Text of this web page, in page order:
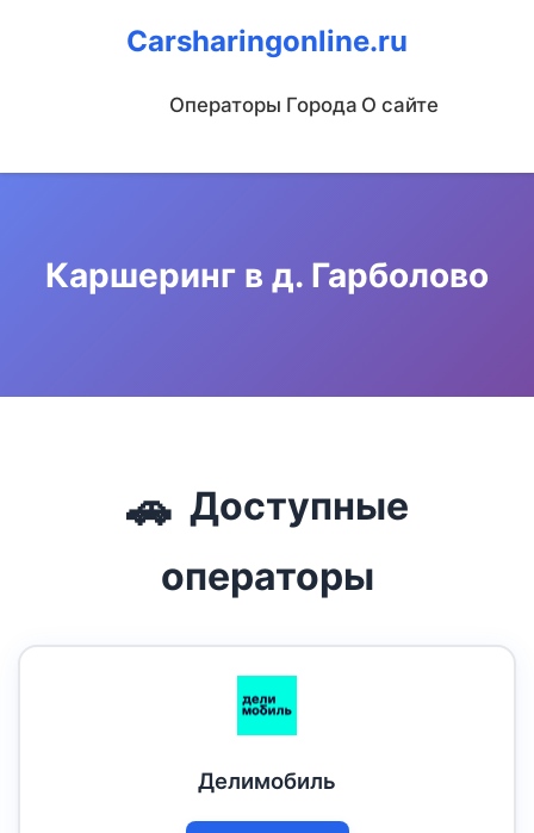
Carsharingonline.ru
Операторы Города О сайте
Каршеринг в д. Гарболово
🚗 Доступные
операторы
Делимобиль